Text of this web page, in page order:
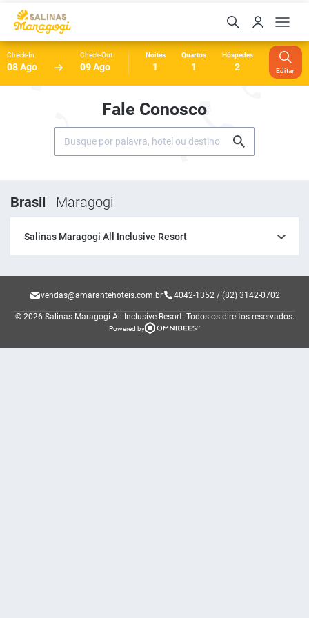
Check-In
08 Ago
Check-Out
09 Ago
Noites
1
Quartos
1
Hóspedes
2 Editar
Fale Conosco
Brasil Maragogi
Salinas Maragogi All Inclusive Resort
vendas@amarantehoteis.com.br 4042-1352 / (82) 3142-0702
© 2026 Salinas Maragogi All Inclusive Resort. Todos os direitos reservados.
Powered by